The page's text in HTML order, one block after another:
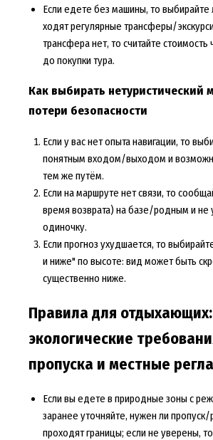
Если едете без машины, то выбирайте
ходят регулярные трансферы/
трансфера нет, то считайте стоимость
до покупки тура.
Как выбирать нетуристический
потери безопасности
Если у вас нет опыта навигации, то
понятным входом/выходом и
тем же путём.
Если на маршруте нет связи, то
время возврата) на базе/родным и не
одиночку.
Если прогноз ухудшается, то
и ниже" по высоте: вид может быть
существенно ниже.
Правила для отдыхающих:
экологические
пропуска и местные
Если вы едете в природные зоны с
заранее уточняйте, нужен ли пропуск/
проходят границы; если не уверены,